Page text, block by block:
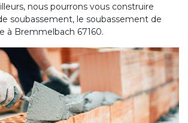
nous pourrons vous construire
soubassement, le soubassement de
à Bremmelbach 67160.